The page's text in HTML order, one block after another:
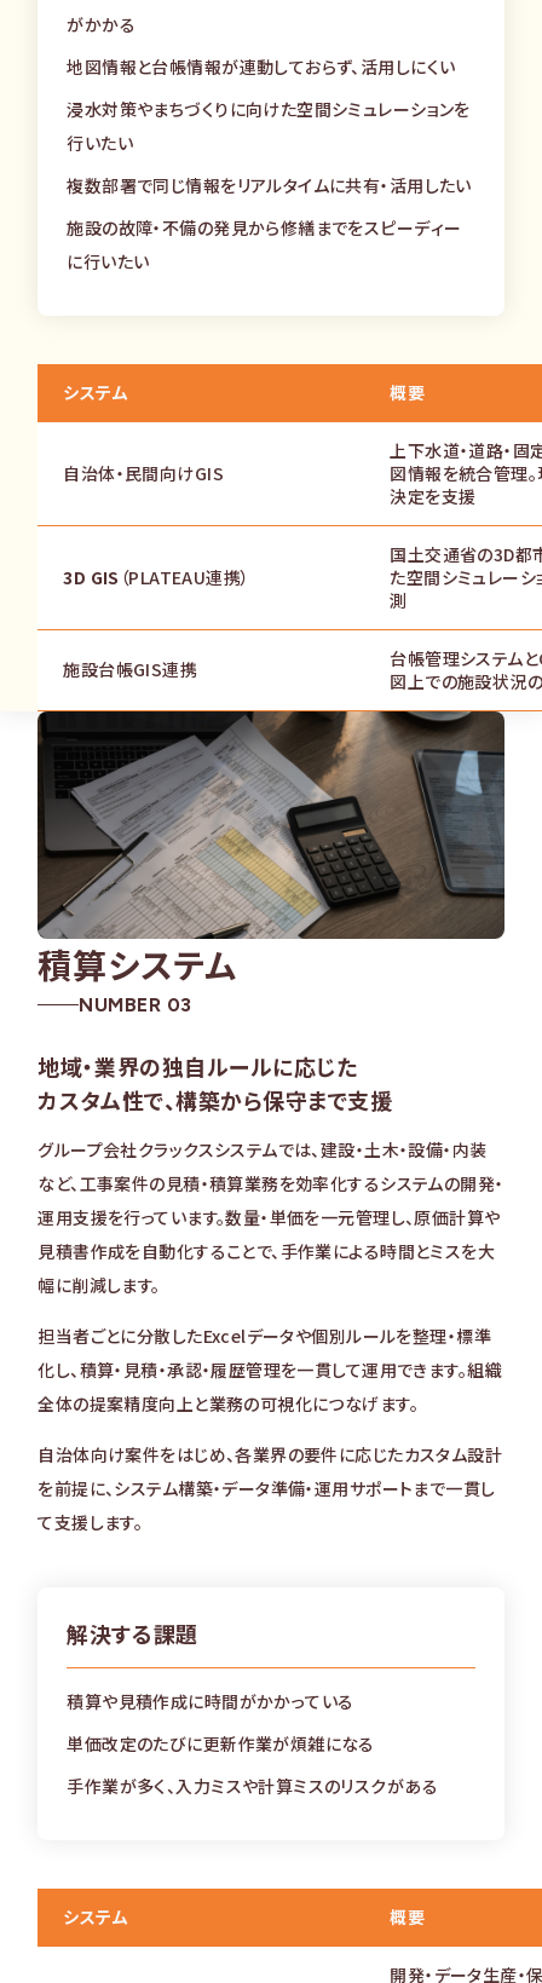
がかかる
地図情報と台帳情報が連動しておらず、活用しにくい
浸水対策やまちづくりに向けた空間シミュレーションを
行いたい
複数部署で同じ情報をリアルタイムに共有・活用したい
施設の故障・不備の発見から修繕までをスピーディー
に行いたい
システム 概要
自治体・民間向けGIS
上下水道・道路・
図情報を統合管理
決定を支援
3D GIS （PLATEAU連携）
国土交通省の3D都
た空間シミュレーシ
測
施設台帳GIS連携
台帳管理システム
図上での施設状況
積算システム
NUMBER 03
地域・業界の独自ルールに応じた
カスタム性で、構築から保守まで支援
グループ会社クラックスシステムでは、建設・土木・設備・内装
など、工事案件の見積・積算業務を効率化するシステムの開発・
運用支援を行っています。数量・単価を一元管理し、原価計算や
見積書作成を自動化することで、手作業による時間とミスを大
幅に削減します。
担当者ごとに分散したExcelデータや個別ルールを整理・標準
化し、積算・見積・承認・履歴管理を一貫して運用できます。組織
全体の提案精度向上と業務の可視化につなげます。
自治体向け案件をはじめ、各業界の要件に応じたカスタム設計
を前提に、システム構築・データ準備・運用サポートまで一貫し
て支援します。
解決する課題
積算や見積作成に時間がかかっている
単価改定のたびに更新作業が煩雑になる
手作業が多く、入力ミスや計算ミスのリスクがある
システム 概要
開発・データ生産・